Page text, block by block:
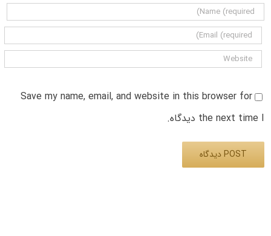
Save my name, email, and website in this browser for
the next time I دیدگاه.